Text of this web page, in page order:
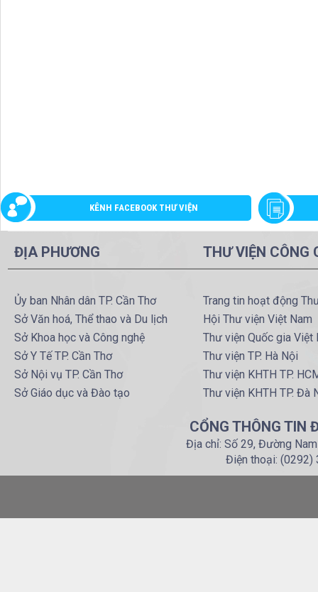
KÊNH FACEBOOK THƯ VIỆN
ĐỊA PHƯƠNG
Ủy ban Nhân dân TP. Cần Thơ
Sở Văn hoá, Thể thao và Du lịch
Sở Khoa học và Công nghệ
Sở Y Tế TP. Cần Thơ
Sở Nội vụ TP. Cần Thơ
Sở Giáo dục và Đào tạo
THƯ VIỆN CÔNG
Trang tin hoạt động
Hội Thư viện Việt Nam
Thư viện Quốc gia Việt
Thư viện TP. Hà Nội
Thư viện KHTH TP.
Thư viện KHTH TP. Đà
CỔNG THÔNG TIN
Địa chỉ: Số 29, Đường
Điện thoại: (0292)